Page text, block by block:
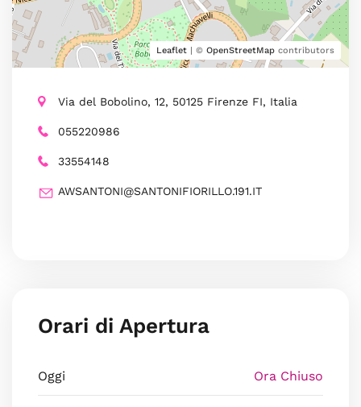
Leaflet | © OpenStreetMap contributors
Via del Bobolino, 12, 50125 Firenze FI, Italia
055220986
33554148
AWSANTONI@SANTONIFIORILLO.191.IT
Orari di Apertura
Oggi Ora Chiuso